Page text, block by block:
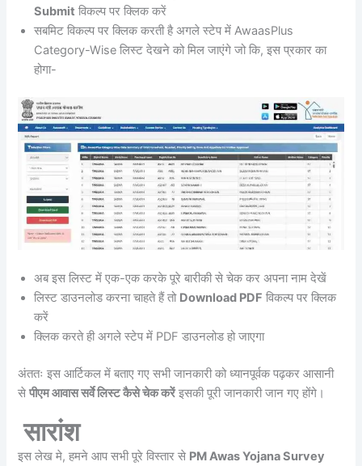
Submit विकल्प पर क्लिक करें
सबमिट विकल्प पर क्लिक करती है अगले स्टेप में AwaasPlus
Category-Wise लिस्ट देखने को मिल जाएंगे जो कि, इस प्रकार का
होगा-
अब इस लिस्ट में एक-एक करके पूरे बारीकी से चेक कर अपना नाम देखें
लिस्ट डाउनलोड करना चाहते हैं तो Download PDF विकल्प पर क्लिक
करें
क्लिक करते ही अगले स्टेप में PDF डाउनलोड हो जाएगा
अंततः इस आर्टिकल में बताए गए सभी जानकारी को ध्यानपूर्वक पढ़कर आसानी
सेपीएम आवास सर्वे लिस्ट कैसे चेक करेंइसकी पूरी जानकारी जान गए होंगे।
सारांश
इस लेख मे, हमने आप सभी पूरे विस्तार से PM Awas Yojana Survey